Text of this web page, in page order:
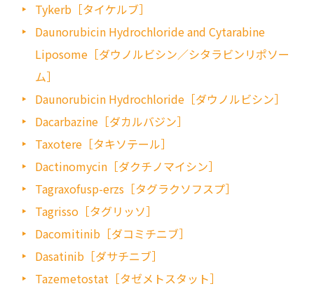
Tykerb［タイケルブ］
Daunorubicin Hydrochloride and Cytarabine
Liposome［ダウノルビシン／シタラビンリポソー
ム］
Daunorubicin Hydrochloride［ダウノルビシン］
Dacarbazine［ダカルバジン］
Taxotere［タキソテール］
Dactinomycin［ダクチノマイシン］
Tagraxofusp-erzs［タグラクソフスプ］
Tagrisso［タグリッソ］
Dacomitinib［ダコミチニブ］
Dasatinib［ダサチニブ］
Tazemetostat［タゼメトスタット］